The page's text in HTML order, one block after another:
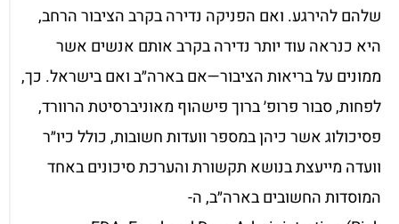
שלהם להירגע. ואם הפניקה נדירה בקרב הציבור הרחב,
היא כנראה עוד יותר נדירה בקרב אותם אנשים אשר
ממונים על בריאות הציבור—אם בארה״ב ואם בישראל. כך,
לפחות, סבור פרופ׳ ברוך פישהוף מאוניברסיטת הרוורד,
פסיכולוג אשר כיהן במספר וועדות חשובות, כולל כיו״ר
וועדה מייעצת בנושא תקשורת והערכת סיכונים באחד
המוסדות החשובים בארה״ב, ה-